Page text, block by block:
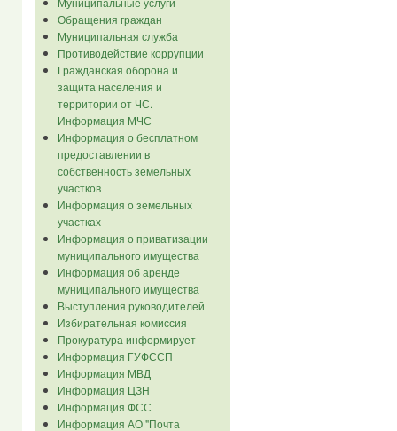
Обращения граждан
Муниципальная служба
Противодействие коррупции
Гражданская оборона и
защита населения и
территории от ЧС.
Информация МЧС
Информация о бесплатном
предоставлении в
собственность земельных
участков
Информация о земельных
участках
Информация о приватизации
муниципального имущества
Информация об аренде
муниципального имущества
Выступления руководителей
Избирательная комиссия
Прокуратура информирует
Информация ГУФССП
Информация МВД
Информация ЦЗН
Информация ФСС
Информация АО "Почта